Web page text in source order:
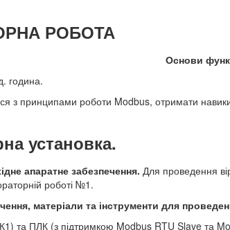
РОБОТА
Основи
година.
з принципами роботи Modbus, отримати
установка.
апаратне забезпечення.Для проведення
роботі №1.
матеріали та інструменти для
та ПЛК (з підтримкою Modbus RTU Slave та